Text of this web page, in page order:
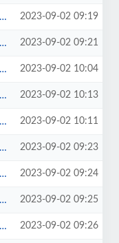
2023-09-02 09:19
2023-09-02 09:21
2023-09-02 10:04
2023-09-02 10:13
2023-09-02 10:11
2023-09-02 09:23
2023-09-02 09:24
2023-09-02 09:25
2023-09-02 09:26